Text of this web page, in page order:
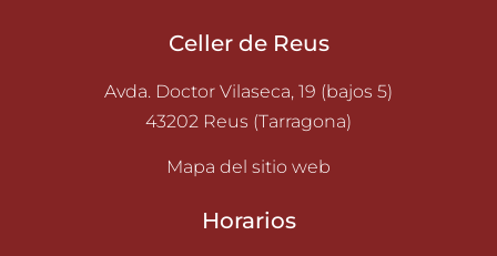
Celler de Reus
Avda. Doctor Vilaseca, 19 (bajos 5)
43202 Reus (Tarragona)
Mapa del sitio web
Horarios